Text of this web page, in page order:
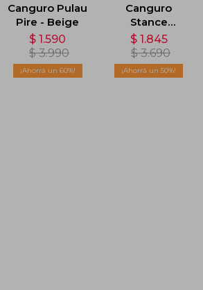
Canguro Pulau
Pire - Beige
$ 1.590
$ 3.990
60
Canguro
Stance
Interconnecte
- Beige
$ 1.845
$ 3.690
50